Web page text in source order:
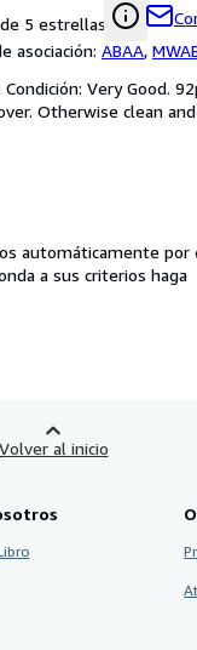
5 estrellas
asociación: ABAA,
Condición: Very Good.
Otherwise clean
automáticamente por
a sus criterios haga
Volver al inicio